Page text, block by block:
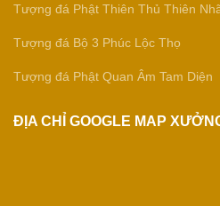
Tượng đá Phật Thiên Thủ Thiên
Tượng đá Bộ 3 Phúc Lộc Thọ
Tượng đá Phật Quan Âm Tam Diện
ĐỊA CHỈ GOOGLE MAP